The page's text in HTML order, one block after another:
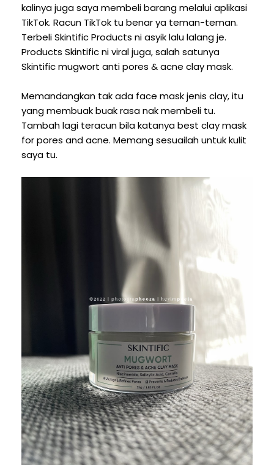
kalinya juga saya membeli barang melalui aplikasi
TikTok. Racun TikTok tu benar ya teman-teman.
Terbeli Skintific Products ni asyik lalu lalang je.
Products Skintific ni viral juga, salah satunya
Skintific mugwort anti pores & acne clay mask.
Memandangkan tak ada face mask jenis clay, itu
yang membuak buak rasa nak membeli tu.
Tambah lagi teracun bila katanya best clay mask
for pores and acne. Memang sesuailah untuk kulit
saya tu.